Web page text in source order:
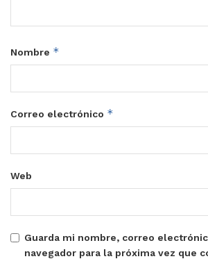
Nombre *
Correo electrónico *
Web
Guarda mi nombre, correo
navegador para la próxima vez que